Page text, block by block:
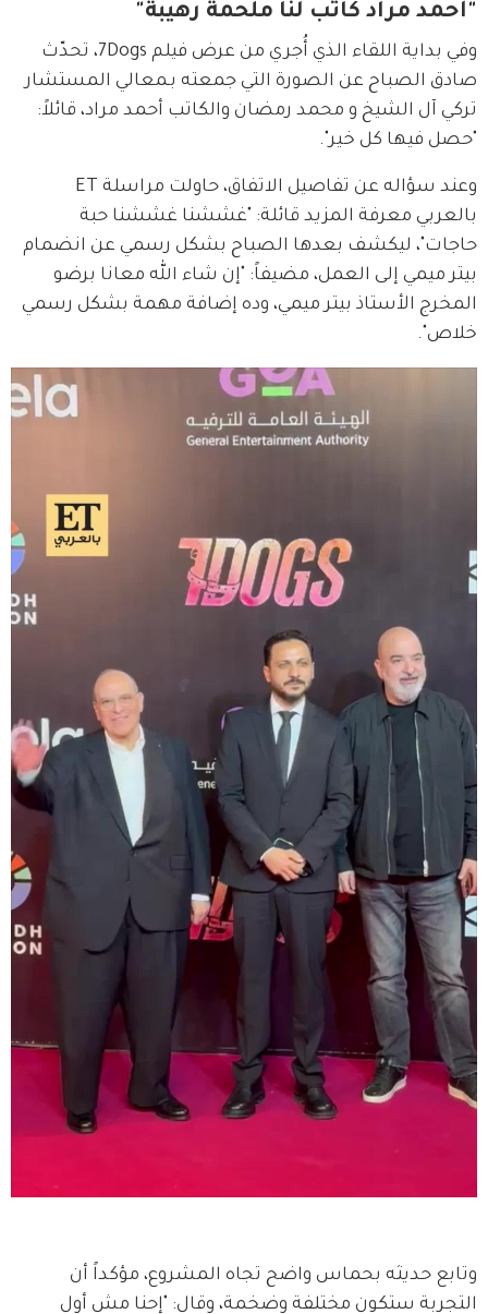
"أحمد مراد كاتب لنا ملحمة رهيبة"
وفي بداية اللقاء الذي أُجري من عرض فيلم 7Dogs، تحدّث
صادق الصباح عن الصورة التي جمعته بـمعالي المستشار
تركي آل الشيخ و محمد رمضان والكاتب أحمد مراد، قائلاً:
"حصل فيها كل خير".
بالعربي معرفة المزيد قائلة: "غششنا غششنا حبة
حاجات"، ليكشف بعدها الصباح بشكل رسمي عن انضمام
بيتر ميمي إلى العمل، مضيفاً: "إن شاء الله معانا برضو
المخرج الأستاذ بيتر ميمي، وده إضافة مهمة بشكل رسمي
خلاص".
وتابع حديثه بحماس واضح تجاه المشروع، مؤكداً أن
التجربة ستكون مختلفة وضخمة، وقال: "إحنا مش أول